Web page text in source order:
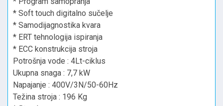
* Soft touch digitalno sučelje
* Samodijagnostika kvara
* ERT tehnologija ispiranja
* ECC konstrukcija stroja
Potrošnja vode : 4Lt-ciklus
Ukupna snaga : 7,7 kW
Napajanje : 400V/3N/50-60Hz
Težina stroja : 196 Kg